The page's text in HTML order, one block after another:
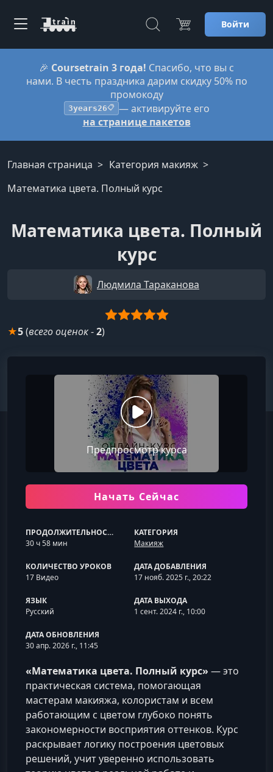
Войти
🎉 Coursetrain 3 года! Спасибо, что вы с
нами. В честь праздника дарим скидку 50% по
промокоду
3years26📋 — активируйте его
на странице пакетов
Главная страница
Категория макияж
Математика цвета. Полный курс
Математика цвета. Полный
курс
Людмила Тараканова
★5(всего оценок-2)
Предпросмотр курса
Начать Сейчас
ПРОДОЛЖИТЕЛЬНОСТЬ
30 ч 58 мин
КАТЕГОРИЯ
Макияж
КОЛИЧЕСТВО УРОКОВ
17 Видео
ДАТА ДОБАВЛЕНИЯ
17 нояб. 2025 г., 20:22
ЯЗЫК
Русский
ДАТА ВЫХОДА
1 сент. 2024 г., 10:00
ДАТА ОБНОВЛЕНИЯ
30 апр. 2026 г., 11:45
«Математика цвета. Полный курс» — это
практическая система, помогающая
мастерам макияжа, колористам и всем
работающим с цветом глубоко понять
закономерности восприятия оттенков. Курс
раскрывает логику построения цветовых
решений, учит уверенно использовать